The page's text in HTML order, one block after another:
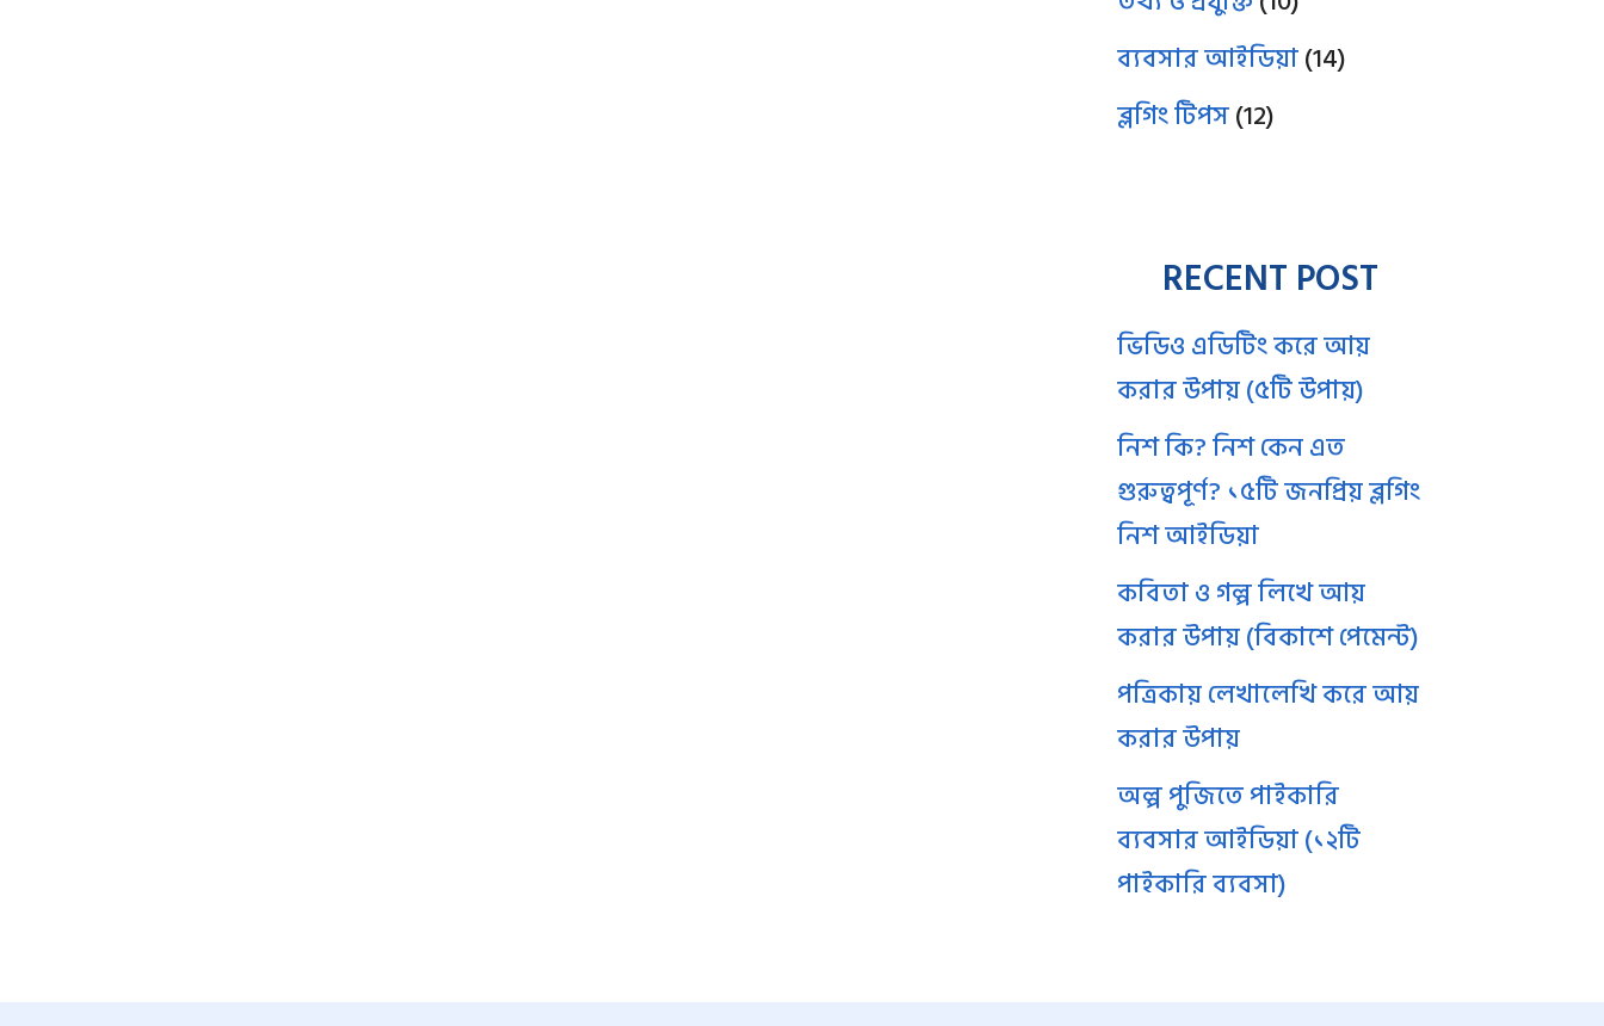
ব্যবসার আইডিয়া(14)
ব্লগিং টিপস(12)
RECENT POST
ভিডিও এডিটিং করে আয়
করার উপায় (৫টি উপায়)
নিশ কি? নিশ কেন এত
গুরুত্বপূর্ণ? ১৫টি জনপ্রিয় ব্লগিং
নিশ আইডিয়া
কবিতা ও গল্প লিখে আয়
করার উপায় (বিকাশে পেমেন্ট)
পত্রিকায় লেখালেখি করে আয়
করার উপায়
অল্প পুজিতে পাইকারি
ব্যবসার আইডিয়া (১২টি
পাইকারি ব্যবসা)